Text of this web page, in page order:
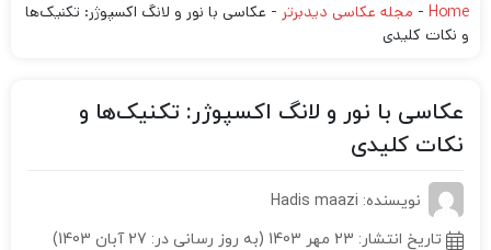
Home
- مجله عکاسی دیدبرتر - عکاسی با نور و لانگ اکسپوژر: تکنیک‌ها
و نکات کلیدی
عکاسی با نور و لانگ اکسپوژر: تکنیک‌ها و
نکات کلیدی
نویسنده: Hadis maazi
تاریخ انتشار: 23 مهر 1403 (به روز رسانی در: 27 آبان 1403)